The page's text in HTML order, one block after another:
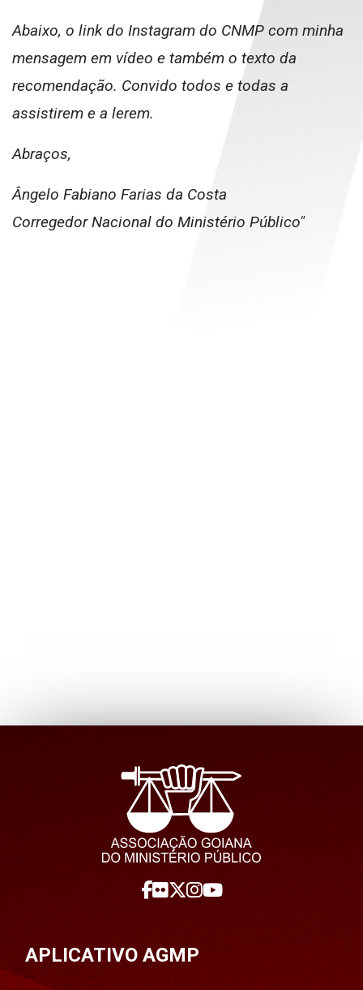
Abaixo, o link do Instagram do CNMP com minha
mensagem em vídeo e também o texto da
recomendação. Convido todos e todas a
assistirem e a lerem.
Abraços,
Ângelo Fabiano Farias da Costa
Corregedor Nacional do Ministério Público"
APLICATIVO AGMP